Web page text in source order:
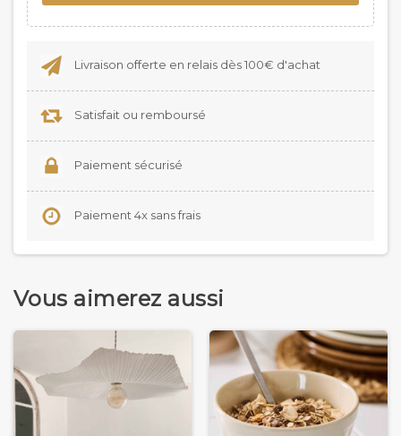
Livraison offerte en relais dès 100€ d'achat
Satisfait ou remboursé
Paiement sécurisé
Paiement 4x sans frais
Vous aimerez aussi